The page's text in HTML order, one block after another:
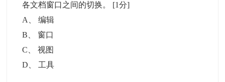
各文档窗口之间的切换。 [1分]
A
、编辑
B
窗口
C 、视图
D
工具